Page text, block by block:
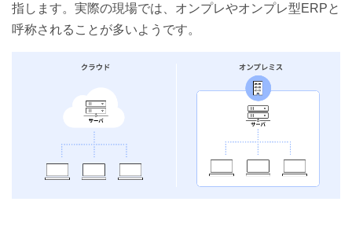
指します。実際の現場では、オンプレやオンプレ型ERPと
呼称されることが多いようです。